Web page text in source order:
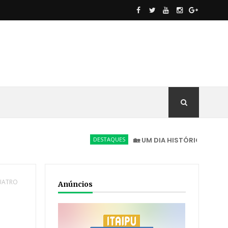
DESTAQUES 🏡 UM DIA HISTÓRICO PARA NOVA
Anúncios